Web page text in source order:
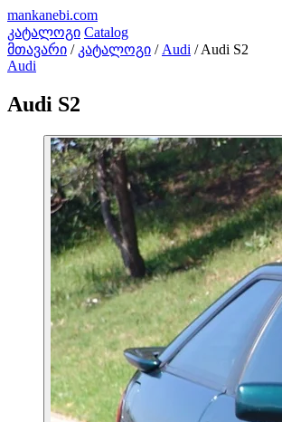
mankanebi.com
კატალოგი Catalog
მთავარი / კატალოგი / Audi / Audi S2
Audi
Audi S2